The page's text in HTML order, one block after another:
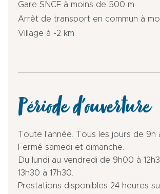
Gare SNCF à moins de 500 m
Arrêt de transport en commun à
Village à -2 km
Période d'ouverture
Toute l'année. Tous les jours de 9h
Fermé samedi et dimanche.
Du lundi au vendredi de 9h00 à
13h30 à 17h30.
Prestations disponibles 24 heures